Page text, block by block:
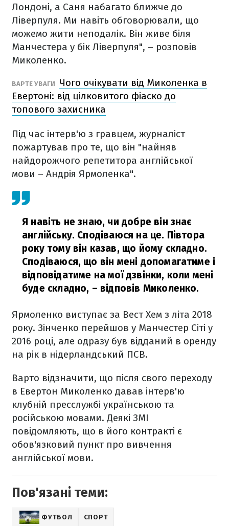
Лондоні, а Саня набагато ближче до
Ліверпуля. Ми навіть обговорювали, що
можемо жити неподалік. Він живе біля
Манчестера у бік Ліверпуля", – розповів
Миколенко.
ВАРТЕ УВАГИ
Чого очікувати від Миколенка в
Евертоні: від цілковитого фіаско до
топового захисника
Під час інтерв'ю з гравцем, журналіст
пожартував про те, що він "найняв
найдорожчого репетитора англійської
мови – Андрія Ярмоленка".
Я навіть не знаю, чи добре він знає
англійську. Сподіваюся на це. Півтора
року тому він казав, що йому складно.
Сподіваюся, що він мені допомагатиме і
відповідатиме на мої дзвінки, коли мені
буде складно, – відповів Миколенко.
Ярмоленко виступає за Вест Хем з літа 2018
року. Зінченко перейшов у Манчестер Сіті у
2016 році, але одразу був відданий в оренду
на рік в нідерландський ПСВ.
Варто відзначити, що після свого переходу
в Евертон Миколенко давав інтерв'ю
клубній пресслужбі українською та
російською мовами. Деякі ЗМІ
повідомляють, що в його контракті є
обов'язковий пункт про вивчення
англійської мови.
Пов'язані теми:
ФУТБОЛ СПОРТ